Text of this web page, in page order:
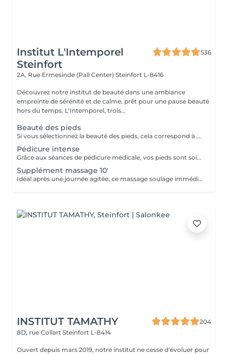
Institut L'Intemporel
Steinfort
536
2A, Rue Ermesinde (Pall Center) Steinfort L-8416
Découvrez notre institut de beauté dans une ambiance
empreinte de sérénité et de calme, prêt pour une pause beauté
hors du temps. L'Intemporel, trois...
Beauté des pieds
Si vous sélectionnez la beauté des pieds, cela correspond à couper et limer les ongles, repousser et couper mes cuticules, râper et masser les pieds. Si vous avez des soucis tels que : cors, ongles incarnés, ongles épaissis, mycoses ou tout autre douleur spécifique merci de sélectionner la pédicure qui est médicale.
Pédicure intense
Grâce aux séances de pédicure médicale, vos pieds sont soignés et traités en profondeur. En termes de soins de soi, les pieds sont souvent la partie du corps oubliée. C'est pourtant l'une de celles qui subit le plus votre quotidien. Ongles incarnés, cors, durillons et autres crevasses, sont des sources d'inconfort qui peuvent aisément être évitées si un soin est apporté assez tôt . Nos séances de pédicure médicale vous permettent une prise en charge complète de vos pieds. Du soin d'entretien au traitement plus profond, vos pieds sont massés, traités et soignés avec toute l'expertise de nos pédicures. Conseillée toutes les 4 semaines.
Supplément massage 10'
Idéal après une journée agitée, ce massage soulage immédiatement vos pieds.
INSTITUT TAMATHY
204
8D, rue Collart Steinfort L-8414
Ouvert depuis mars 2019, notre institut ne cesse d'évoluer pour